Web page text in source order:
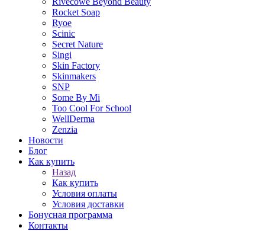
Rocket Soap
Ryoe
Scinic
Secret Nature
Singi
Skin Factory
Skinmakers
SNP
Some By Mi
Too Cool For School
WellDerma
Zenzia
Новости
Блог
Как купить
Назад
Как купить
Условия оплаты
Условия доставки
Бонусная программа
Контакты